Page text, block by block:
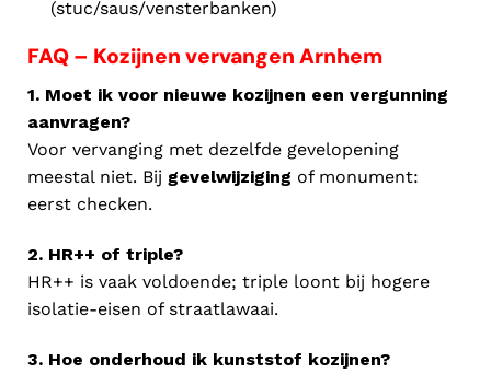
(stuc/saus/vensterbanken)
FAQ – Kozijnen vervangen Arnhem
1. Moet ik voor nieuwe kozijnen een vergunning
aanvragen?
Voor vervanging met dezelfde gevelopening
meestal niet. Bij gevelwijziging of monument:
eerst checken.
2. HR++ of triple?
HR++ is vaak voldoende; triple loont bij hogere
isolatie-eisen of straatlawaai.
3. Hoe onderhoud ik kunststof kozijnen?